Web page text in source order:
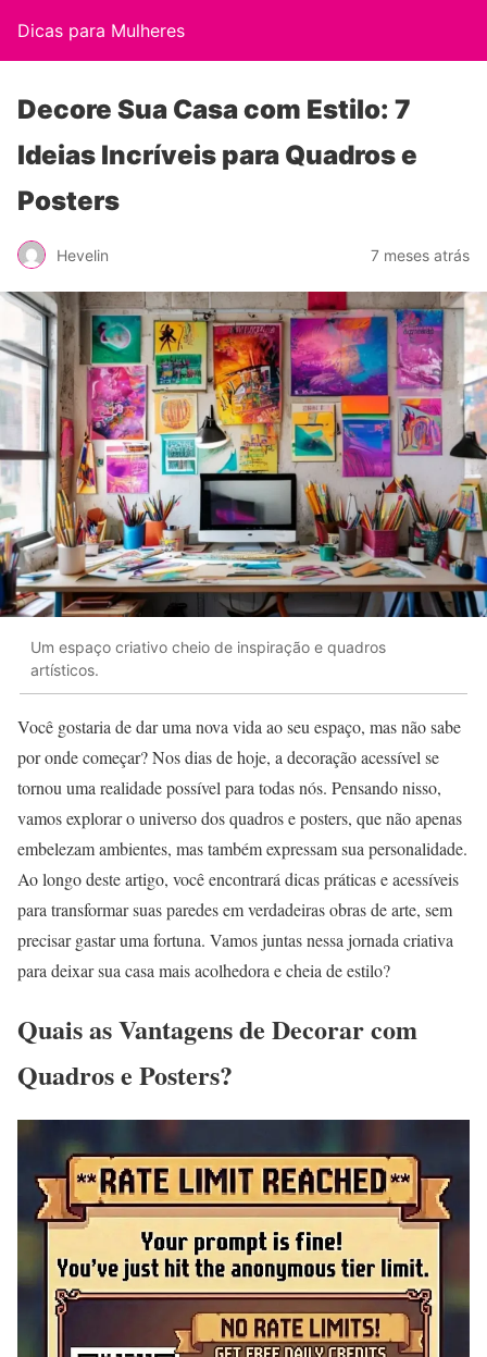
Dicas para Mulheres
Decore Sua Casa com Estilo: 7
Ideias Incríveis para Quadros e
Posters
Hevelin 7 meses atrás
Um espaço criativo cheio de inspiração e quadros
artísticos.
Você gostaria de dar uma nova vida ao seu espaço, mas não sabe
por onde começar? Nos dias de hoje, a decoração acessível se
tornou uma realidade possível para todas nós. Pensando nisso,
vamos explorar o universo dos quadros e posters, que não apenas
embelezam ambientes, mas também expressam sua personalidade.
Ao longo deste artigo, você encontrará dicas práticas e acessíveis
para transformar suas paredes em verdadeiras obras de arte, sem
precisar gastar uma fortuna. Vamos juntas nessa jornada criativa
para deixar sua casa mais acolhedora e cheia de estilo?
Quais as Vantagens de Decorar com
Quadros e Posters?